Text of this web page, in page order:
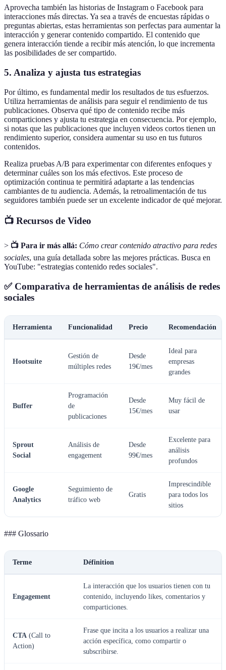
Aprovecha también las historias de Instagram o Facebook para
interacciones más directas. Ya sea a través de encuestas rápidas o
preguntas abiertas, estas herramientas son perfectas para aumentar la
interacción y generar contenido compartido. El contenido que
genera interacción tiende a recibir más atención, lo que incrementa
las posibilidades de ser compartido.
5. Analiza y ajusta tus estrategias
Por último, es fundamental medir los resultados de tus esfuerzos.
Utiliza herramientas de análisis para seguir el rendimiento de tus
publicaciones. Observa qué tipo de contenido recibe más
comparticiones y ajusta tu estrategia en consecuencia. Por ejemplo,
si notas que las publicaciones que incluyen videos cortos tienen un
rendimiento superior, considera aumentar su uso en tus futuros
contenidos.
Realiza pruebas A/B para experimentar con diferentes enfoques y
determinar cuáles son los más efectivos. Este proceso de
optimización continua te permitirá adaptarte a las tendencias
cambiantes de tu audiencia. Además, la retroalimentación de tus
seguidores también puede ser un excelente indicador de qué mejorar.
📺 Recursos de Video
> 📺 Para ir más allá: Cómo crear contenido atractivo para redes
sociales, una guía detallada sobre las mejores prácticas. Busca en
YouTube: "estrategias contenido redes sociales".
✅ Comparativa de herramientas de análisis de redes
sociales
Herramienta Funcionalidad Precio Recomendación
Hootsuite
Gestión de
múltiples redes
Desde
19€/mes
Ideal para
empresas
grandes
Buffer
Programación
de
publicaciones
Desde
15€/mes
Muy fácil de
usar
Sprout
Social
Análisis de
engagement
Desde
99€/mes
Excelente para
análisis
profundos
Google
Analytics
Seguimiento de
tráfico web
Gratis
Imprescindible
para todos los
sitios
### Glossario
Terme Définition
Engagement
La interacción que los usuarios tienen con tu
contenido, incluyendo likes, comentarios y
comparticiones.
CTA (Call to
Action)
Frase que incita a los usuarios a realizar una
acción específica, como compartir o
subscribirse.